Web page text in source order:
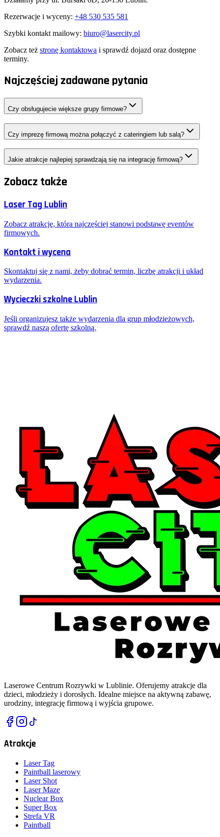
Rezerwacje i wyceny: +48 530 535 581
Szybki kontakt mailowy: biuro@lasercity.pl
Zobacz też stronę kontaktową i sprawdź dojazd oraz dostępne
terminy.
Najczęściej zadawane pytania
Czy obsługujecie większe grupy firmowe?
Czy imprezę firmową można połączyć z cateringiem lub salą?
Jakie atrakcje najlepiej sprawdzają się na integrację firmową?
Zobacz także
Laser Tag Lublin
Zobacz atrakcję, która najczęściej stanowi podstawę eventów
firmowych.
Kontakt i wycena
Skontaktuj się z nami, żeby dobrać termin, liczbę atrakcji i układ
wydarzenia.
Wycieczki szkolne Lublin
Jeśli organizujesz także wydarzenia dla grup młodzieżowych,
sprawdź naszą ofertę szkolną.
Laserowe Centrum Rozrywki w Lublinie. Oferujemy atrakcje dla
dzieci, młodzieży i dorosłych. Idealne miejsce na aktywną zabawę,
urodziny, integrację firmową i wyjścia grupowe.
Atrakcje
Laser Tag
Paintball laserowy
Laser Shot
Laser Maze
Nuclear Box
Super Box
Strefa VR
Paintball